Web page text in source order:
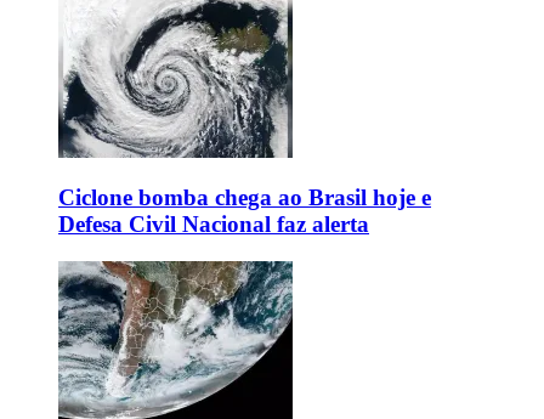
Ciclone bomba chega ao Brasil hoje e
Defesa Civil Nacional faz alerta